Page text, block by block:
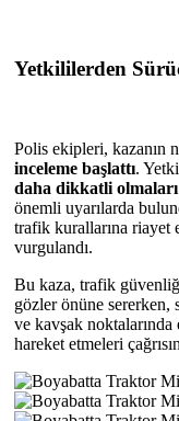
Yetkililerden
Polis ekipleri, kazanın
inceleme başlattı.
daha dikkatli
önemli uyarılarda
trafik kurallarına riayet
vurgulandı.
Bu kaza, trafik
gözler önüne
ve kavşak
hareket etmeleri